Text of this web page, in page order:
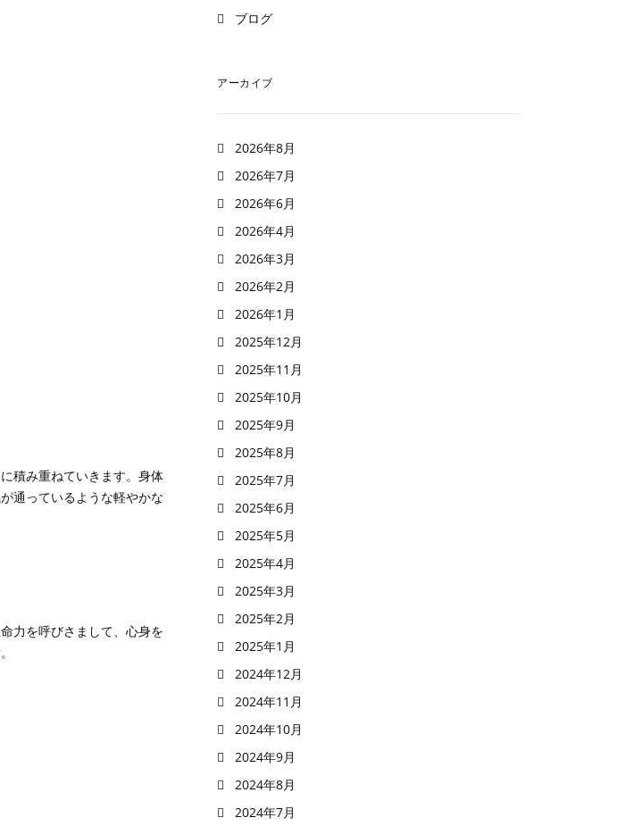
積み重ねていきます。身体
通っているような軽やかな
力を呼びさまして、心身を
ブログ
アーカイブ
2026年8月
2026年7月
2026年6月
2026年4月
2026年3月
2026年2月
2026年1月
2025年12月
2025年11月
2025年10月
2025年9月
2025年8月
2025年7月
2025年6月
2025年5月
2025年4月
2025年3月
2025年2月
2025年1月
2024年12月
2024年11月
2024年10月
2024年9月
2024年8月
2024年7月